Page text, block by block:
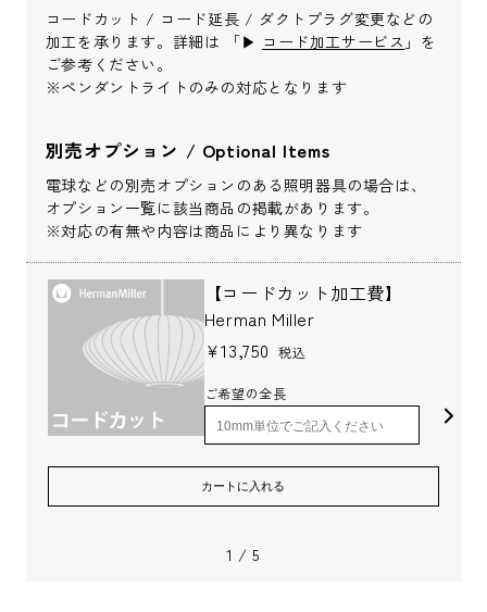
府県をご記入ください。
お名前 *
お名前(ふりがな) *
コードカット / コード延長 / ダクトプラグ変更などの
加工を承ります。詳細は 「▶︎ コード加工サービス 」を
ご参考ください。
※ペンダントライトのみの対応となります
別売オプション / Optional Items
電球などの別売オプションのある照明器具の場合は、
オプション一覧に該当商品の掲載があります。
※対応の有無や内容は商品により異なります
【コードカット加工費】
Herman Miller
¥13,750 税込
ご希望の全長
カートに入れる
1 /5